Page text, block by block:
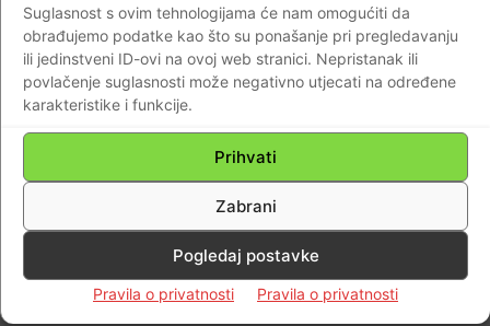
Suglasnost s ovim tehnologijama će nam omogućiti da
obrađujemo podatke kao što su ponašanje pri pregledavanju
ili jedinstveni ID-ovi na ovoj web stranici. Nepristanak ili
povlačenje suglasnosti može negativno utjecati na određene
karakteristike i funkcije.
Prihvati
Zabrani
Pogledaj postavke
Pravila o privatnosti Pravila o privatnosti
Braniteljski portal - 06.03.2019
© Newspaper WordPress Theme by TagDiv